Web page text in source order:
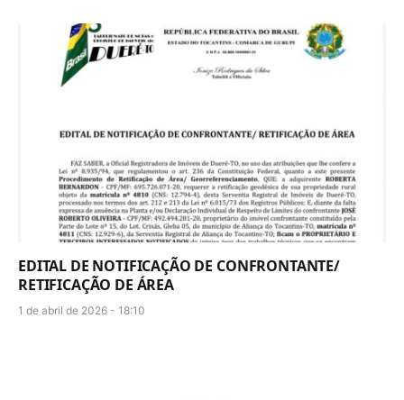
EDITAL DE NOTIFICAÇÃO DE CONFRONTANTE/
RETIFICAÇÃO DE ÁREA
1 de abril de 2026 - 18:10